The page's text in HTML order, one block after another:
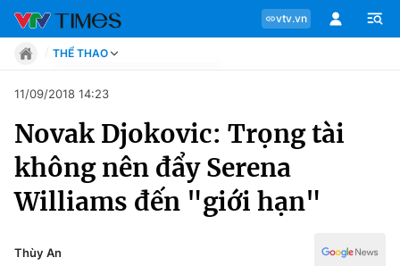
vtv.vn
Chuyên mục
Tin tức
THỂ THAO
Move
Phong cách
Chân dung
Sự kiện
Bóng đá
11/09/2018 14:23
Novak Djokovic: Trọng tài
không nên đẩy Serena
Williams đến "giới hạn"
Thùy An